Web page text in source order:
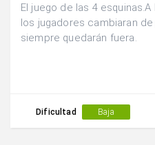
El juego de las 4
los jugadores cambiaran
siempre quedarán fuera.
Dificultad Baja